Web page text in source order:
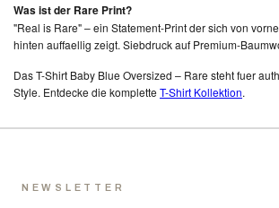
Was ist der Rare Print?
"Real is Rare" – ein Statement-Print der sich von
hinten auffaellig zeigt. Siebdruck auf Premium-
Das T-Shirt Baby Blue Oversized – Rare steht fuer
Style. Entdecke die komplette T-Shirt Kollektion.
NEWSLETTER